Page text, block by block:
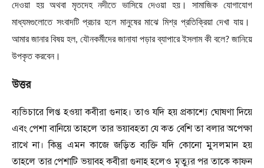
দেওয়া হয় অথবা মৃতদেহ নদীতে ভাসিয়ে দেওয়া হয়। সামাজিক যোগাযোগ
মাধ্যমগুলোতে সংবাদটি প্রচার হলে মানুষের মাঝে মিশ্র প্রতিক্রিয়া দেখা যায়।
আমার জানার বিষয় হল, যৌনকর্মীদের জানাযা পড়ার ব্যাপারে ইসলাম কী বলে? জানিয়ে
উপকৃত করবেন।
উত্তর
ব্যভিচারে লিপ্ত হওয়া কবীরা গুনাহ। তাও যদি হয় প্রকাশ্যে ঘোষণা দিয়ে
এবং পেশা বানিয়ে তাহলে তার ভয়াবহতা যে কত বেশি তা বলার অপেক্ষা
রাখে না। কিন্তু এমন কাজে জড়িত ব্যক্তি যদি কোনো মুসলমান হয়
তাহলে তার পেশাটি ভয়াবহ কবীরা গুনাহ হলেও মৃত্যুর পর তাকে কাফন